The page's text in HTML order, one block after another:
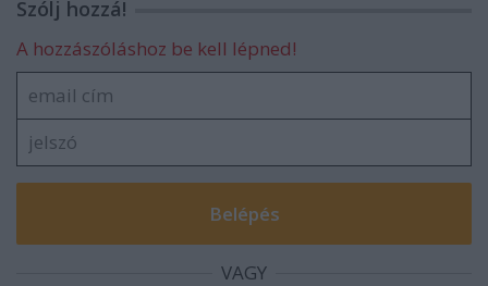
Szólj hozzá!
A hozzászóláshoz be kell lépned!
VAGY